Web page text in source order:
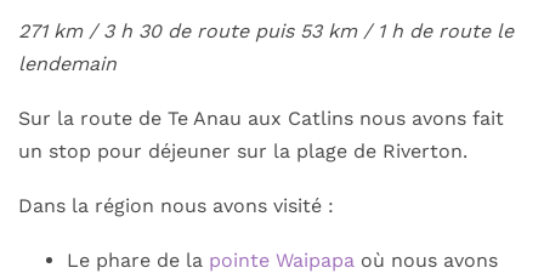
271 km / 3 h 30 de route puis 53 km / 1 h de route le
lendemain
Sur la route de Te Anau aux Catlins nous avons fait
un stop pour déjeuner sur la plage de Riverton.
Dans la région nous avons visité :
Le phare de la pointe Waipapa où nous avons